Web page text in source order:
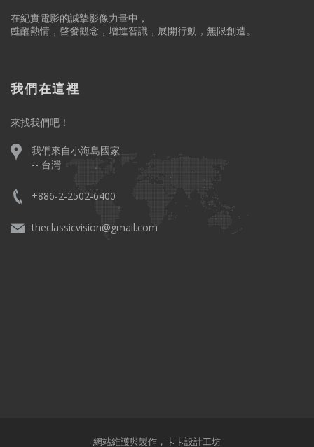
在紀實電影的誠摯影像力量中，
甦醒熱情，啓發觀念，增進智識，展開行動，無限創造。
我們在這裡
來找我們吧！
我們來自小海島國家
-- 台灣
+886-2-2502-6400
theclassicvision@gmail.com
網站維護與製作， 卡卡設計工坊